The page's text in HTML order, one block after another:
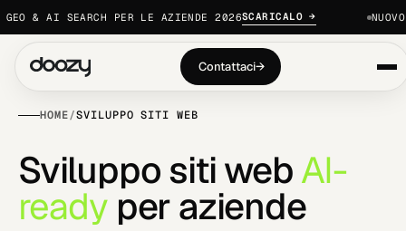
& AI SEARCH PER LE AZIENDE 2026SCARICALO → NUOVO
Contattaci→
HOME/SVILUPPO SITI WEB
SviluppositiwebAI-
ready peraziende